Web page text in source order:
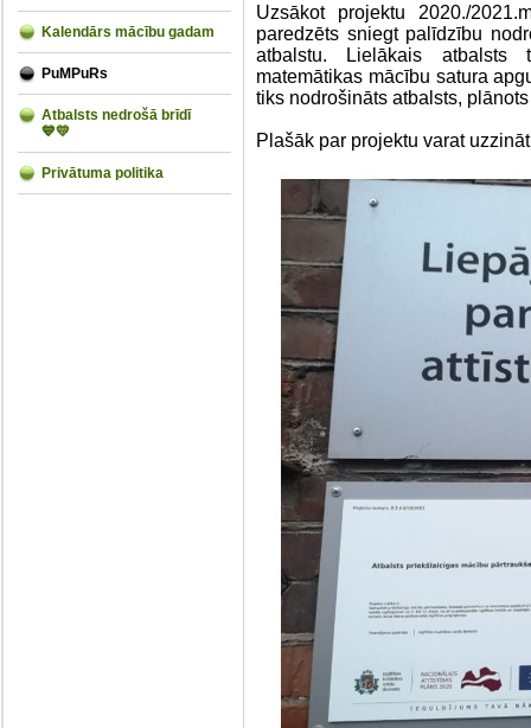
Kalendārs mācību gadam
PuMPuRs
Atbalsts nedrošā brīdī
💙💛
Privātuma politika
Uzsākot projektu 2020./
paredzēts sniegt palīdzību
atbalstu. Lielākais atbalsts
matemātikas mācību satura
tiks nodrošināts atbalsts,
Plašāk par projektu varat